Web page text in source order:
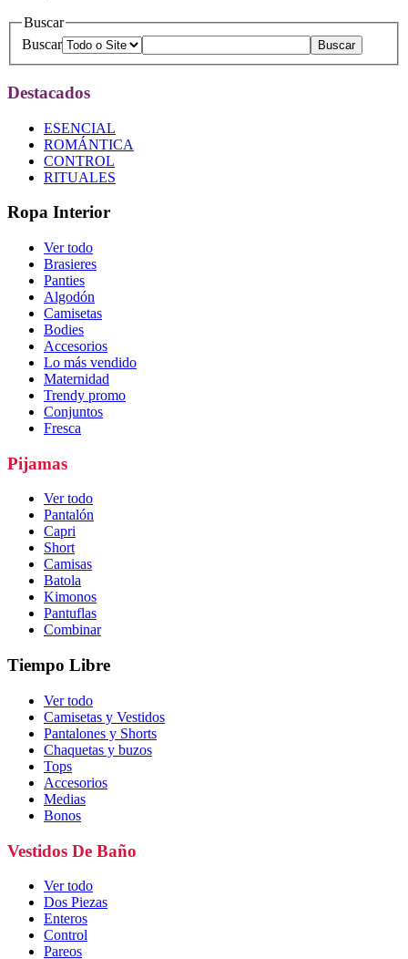
Buscar
Buscar
Destacados
ESENCIAL
ROMÁNTICA
CONTROL
RITUALES
Ropa Interior
Ver todo
Brasieres
Panties
Algodón
Camisetas
Bodies
Accesorios
Lo más vendido
Maternidad
Trendy promo
Conjuntos
Fresca
Pijamas
Ver todo
Pantalón
Capri
Short
Camisas
Batola
Kimonos
Pantuflas
Combinar
Tiempo Libre
Ver todo
Camisetas y Vestidos
Pantalones y Shorts
Chaquetas y buzos
Tops
Accesorios
Medias
Bonos
Vestidos De Baño
Ver todo
Dos Piezas
Enteros
Control
Pareos